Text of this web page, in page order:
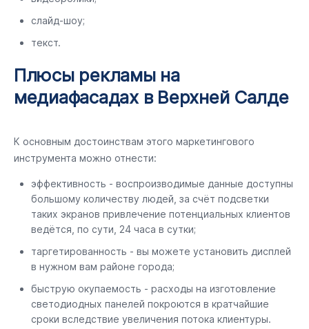
слайд-шоу;
текст.
Плюсы рекламы на
медиафасадах в Верхней Салде
К основным достоинствам этого маркетингового
инструмента можно отнести:
эффективность - воспроизводимые данные доступны
большому количеству людей, за счёт подсветки
таких экранов привлечение потенциальных клиентов
ведётся, по сути, 24 часа в сутки;
таргетированность - вы можете установить дисплей
в нужном вам районе города;
быструю окупаемость - расходы на изготовление
светодиодных панелей покроются в кратчайшие
сроки вследствие увеличения потока клиентуры.